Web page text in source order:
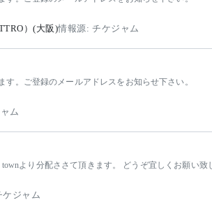
）(大阪)情報源: チケジャム
す。ご登録のメールアドレスをお知らせ下さい。
ム
より分配ささて頂きます。 どうぞ宜しくお願い致
ジャム